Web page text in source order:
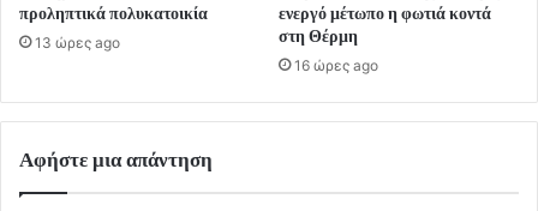
προληπτικά πολυκατοικία
13 ώρες ago
ενεργό μέτωπο η φωτιά κοντά
στη Θέρμη
16 ώρες ago
Αφήστε μια απάντηση